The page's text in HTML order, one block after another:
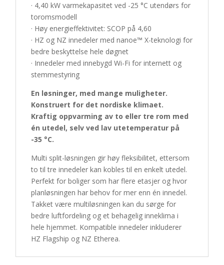
· 4,40 kW varmekapasitet ved -25 °C utendørs for
toromsmodell
· Høy energieffektivitet: SCOP på 4,60
· HZ og NZ innedeler med nanoe™ X-teknologi for
bedre beskyttelse hele døgnet
· Innedeler med innebygd Wi-Fi for internett og
stemmestyring
En løsninger, med mange muligheter.
Konstruert for det nordiske klimaet.
Kraftig oppvarming av to eller tre rom med
én utedel, selv ved lav utetemperatur på
-35 °C.
Multi split-løsningen gir høy fleksibilitet, ettersom
to til tre innedeler kan kobles til en enkelt utedel.
Perfekt for boliger som har flere etasjer og hvor
planløsningen har behov for mer enn én innedel.
Takket være multiløsningen kan du sørge for
bedre luftfordeling og et behagelig inneklima i
hele hjemmet. Kompatible innedeler inkluderer
HZ Flagship og NZ Etherea.